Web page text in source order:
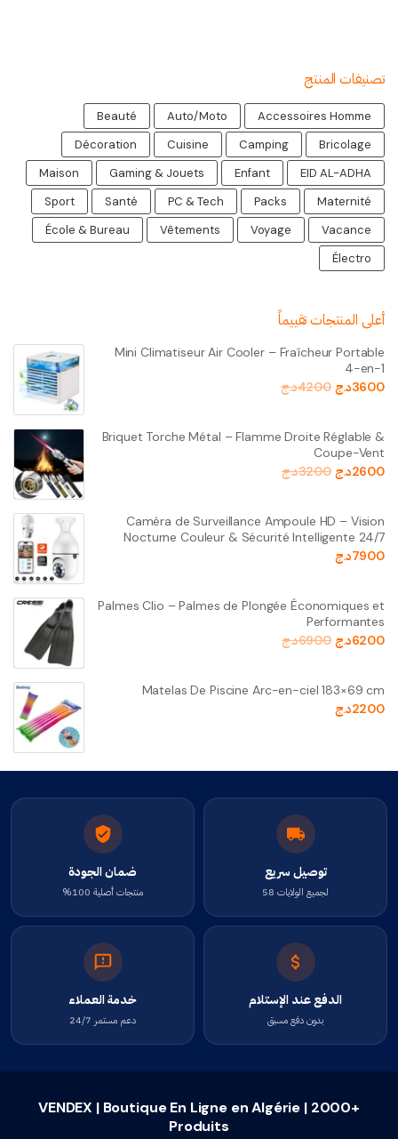
تصنيفات المنتج
Accessoires Homme
Auto/Moto
Beauté
Bricolage
Camping
Cuisine
Décoration
EID AL-ADHA
Enfant
Gaming & Jouets
Maison
Maternité
Packs
PC & Tech
Santé
Sport
Vacance
Voyage
Vêtements
École & Bureau
Électro
أعلى المنتجات تقييماً
Mini Climatiseur Air Cooler – Fraîcheur Portable
4-en-1
3600د.ج 4200د.ج
Briquet Torche Métal – Flamme Droite Réglable &
Coupe-Vent
2600د.ج 3200د.ج
Caméra de Surveillance Ampoule HD – Vision
Nocturne Couleur & Sécurité Intelligente 24/7
7900د.ج
Palmes Clio – Palmes de Plongée Économiques et
Performantes
6200د.ج 6900د.ج
Matelas De Piscine Arc-en-ciel 183×69 cm
2200د.ج
توصيل سريع
لجميع الولايات 58
ضمان الجودة
منتجات أصلية 100%
الدفع عند الإستلام
بدون دفع مسبق
خدمة العملاء
دعم مستمر 24/7
VENDEX | Boutique En Ligne en Algérie | 2000+
Produits